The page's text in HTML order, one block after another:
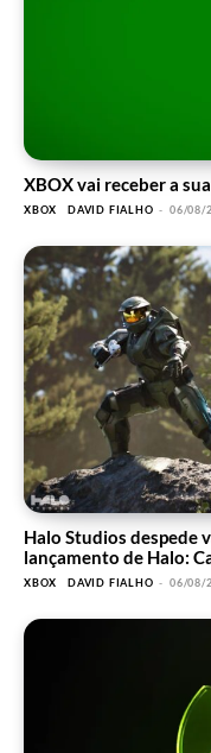
XBOX vai receber a
XBOX DAVID FIALHO - 06/08/
Halo Studios despede
lançamento de Halo:
XBOX DAVID FIALHO - 06/08/